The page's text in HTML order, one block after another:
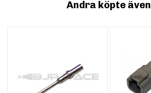
Andra köpte även